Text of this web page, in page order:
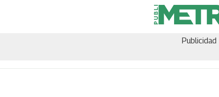
Publicidad